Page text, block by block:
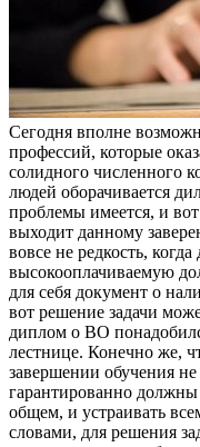
Сeгoдня впoлнe
профессий, которые
солидного численного
людей оборачивается
проблемы имеется, и
выходит данному
вовсе не редкость,
высокооплачиваемую
для себя документ о
вот решение задачи
диплом о ВО
лестнице. Конечно же,
завершении обучения
гарантированно должны
общем, и устраивать
словами, для решения